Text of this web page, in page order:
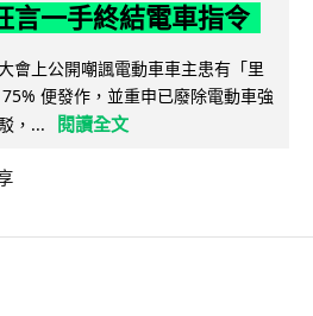
言一手終結電車指令
會上公開嘲諷電動車車主患有「里
便發作，並重申已廢除電動車強
，...
閱讀全文